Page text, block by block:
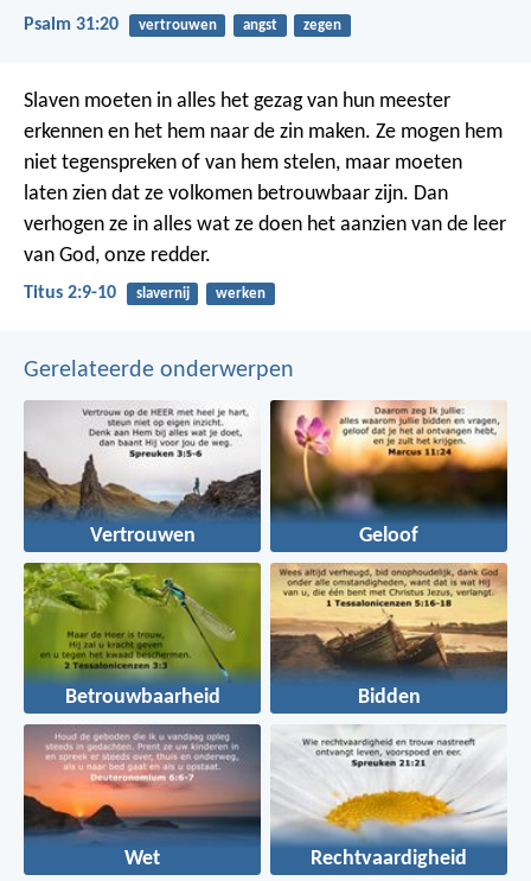
Psalm 31:20 vertrouwen angst zegen
Slaven moeten in alles het gezag van hun meester
erkennen en het hem naar de zin maken. Ze mogen hem
niet tegenspreken of van hem stelen, maar moeten
laten zien dat ze volkomen betrouwbaar zijn. Dan
verhogen ze in alles wat ze doen het aanzien van de leer
van God, onze redder.
Titus 2:9-10 slavernij werken
Gerelateerde onderwerpen
Vertrouwen Geloof
Betrouwbaarheid Bidden
Wet Rechtvaardigheid